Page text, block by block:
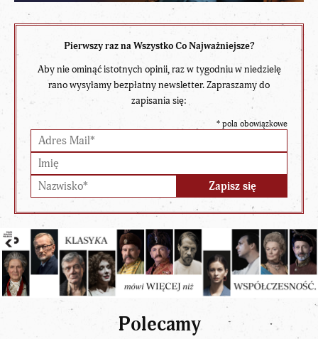
Pierwszy raz na Wszystko Co Najważniejsze?
Aby nie ominąć istotnych opinii, raz w tygodniu w niedzielę
rano wysyłamy bezpłatny newsletter. Zapraszamy do
zapisania się:
* pola obowiązkowe
Polecamy